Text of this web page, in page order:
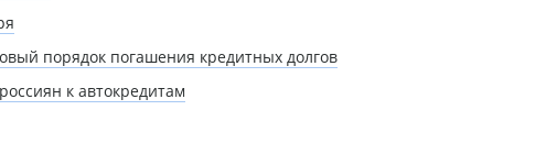
порядок погашения кредитных долгов
к автокредитам